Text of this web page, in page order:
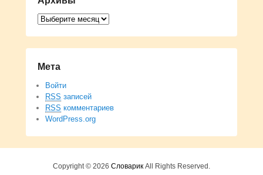
Архивы
Мета
Войти
RSS записей
RSS комментариев
WordPress.org
Copyright © 2026 Словарик All Rights Reserved.